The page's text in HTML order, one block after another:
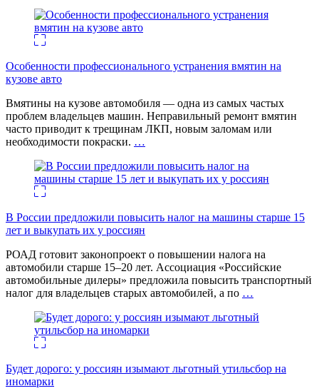
Особенности профессионального устранения вмятин на
кузове авто
Вмятины на кузове автомобиля — одна из самых частых
проблем владельцев машин. Неправильный ремонт вмятин
часто приводит к трещинам ЛКП, новым заломам или
необходимости покраски. …
В России предложили повысить налог на машины старше 15
лет и выкупать их у россиян
РОАД готовит законопроект о повышении налога на
автомобили старше 15–20 лет. Ассоциация «Российские
автомобильные дилеры» предложила повысить транспортный
налог для владельцев старых автомобилей, а по …
Будет дорого: у россиян изымают льготный утильсбор на
иномарки